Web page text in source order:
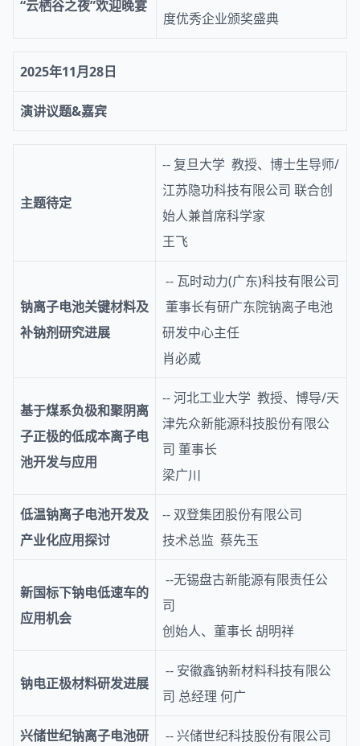
“云栖谷之夜”欢迎晚宴
度优秀企业颁奖盛典
2025年11月28日
演讲议题&嘉宾
主题待定
-- 复旦大学 教授、博士生导师/
江苏隐功科技有限公司 联合创
始人兼首席科学家
王飞
钠离子电池关键材料及
补钠剂研究进展
-- 瓦时动力(广东)科技有限公司
董事长有研广东院钠离子电池
研发中心主任
肖必威
基于煤系负极和聚阴离
子正极的低成本离子电
池开发与应用
-- 河北工业大学 教授、博导/天
津先众新能源科技股份有限公
司 董事长
梁广川
低温钠离子电池开发及
产业化应用探讨
-- 双登集团股份有限公司
技术总监 蔡先玉
新国标下钠电低速车的
应用机会
--无锡盘古新能源有限责任公
司
创始人、董事长 胡明祥
钠电正极材料研发进展
-- 安徽鑫钠新材料科技有限公
司 总经理 何广
兴储世纪钠离子电池研
-- 兴储世纪科技股份有限公司